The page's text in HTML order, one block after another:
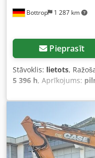
Bottrop 1 287 km
Pieprasīt
Stāvoklis: lietots,
5 396 h, Aprīkojums: